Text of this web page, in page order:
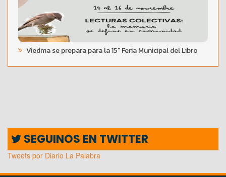
Viedma se prepara para la 15° Feria Municipal del Libro
SEGUINOS EN TWITTER
Tweets por Diario La Palabra